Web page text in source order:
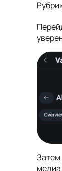
Затем
медиа